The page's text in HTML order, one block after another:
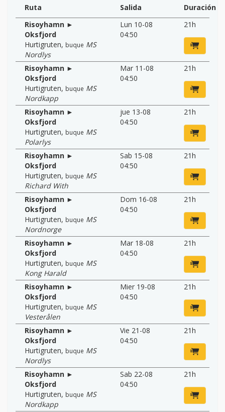
Ruta Salida
Duración
Risoyhamn ►
Oksfjord
Hurtigruten, buque MS
Nordlys
Lun 10-08
04:50
21h
Risoyhamn ►
Oksfjord
Hurtigruten, buque MS
Nordkapp
Mar 11-08
04:50
21h
Risoyhamn ►
Oksfjord
Hurtigruten, buque MS
Polarlys
jue 13-08
04:50
21h
Risoyhamn ►
Oksfjord
Hurtigruten, buque MS
Richard With
Sab 15-08
04:50
21h
Risoyhamn ►
Oksfjord
Hurtigruten, buque MS
Nordnorge
Dom 16-08
04:50
21h
Risoyhamn ►
Oksfjord
Hurtigruten, buque MS
Kong Harald
Mar 18-08
04:50
21h
Risoyhamn ►
Oksfjord
Hurtigruten, buque MS
Vesterålen
Mier 19-08
04:50
21h
Risoyhamn ►
Oksfjord
Hurtigruten, buque MS
Nordlys
Vie 21-08
04:50
21h
Risoyhamn ►
Oksfjord
Hurtigruten, buque MS
Nordkapp
Sab 22-08
04:50
21h